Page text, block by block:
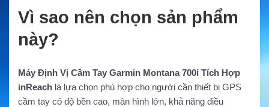
Vì sao nên chọn sản phẩm
này?
Máy Định Vị Cầm Tay Garmin Montana 700i Tích Hợp
inReach là lựa chọn phù hợp cho người cần thiết bị GPS
cầm tay có độ bền cao, màn hình lớn, khả năng điều